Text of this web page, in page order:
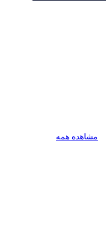
مشاهده همه